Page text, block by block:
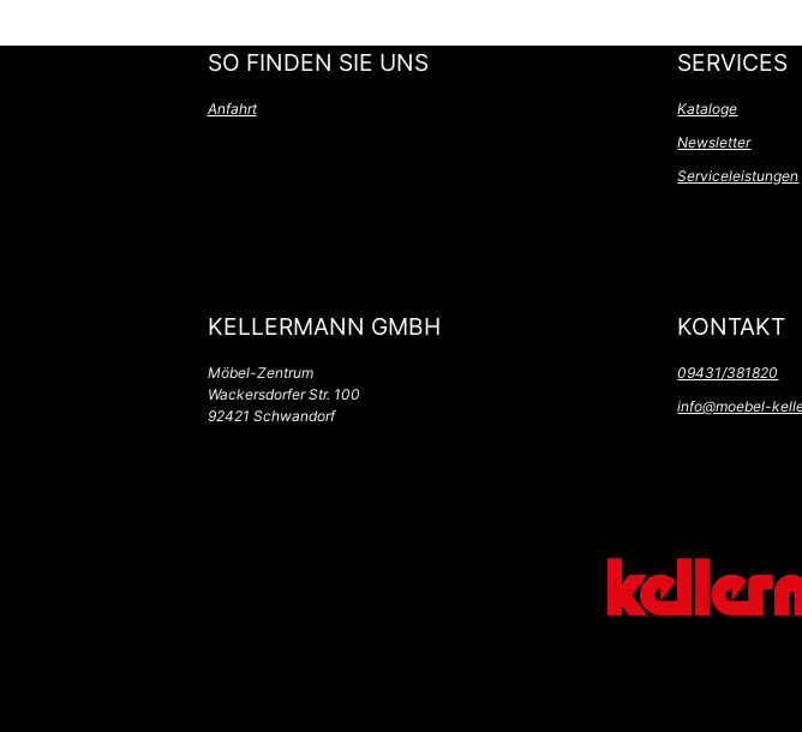
SO FINDEN SIE UNS
Anfahrt
SERVICES
Kataloge
Newsletter
Serviceleistungen
KELLERMANN GMBH
Möbel-Zentrum
Wackersdorfer Str. 100
92421 Schwandorf
KONTAKT
09431/381820
info@moebel-